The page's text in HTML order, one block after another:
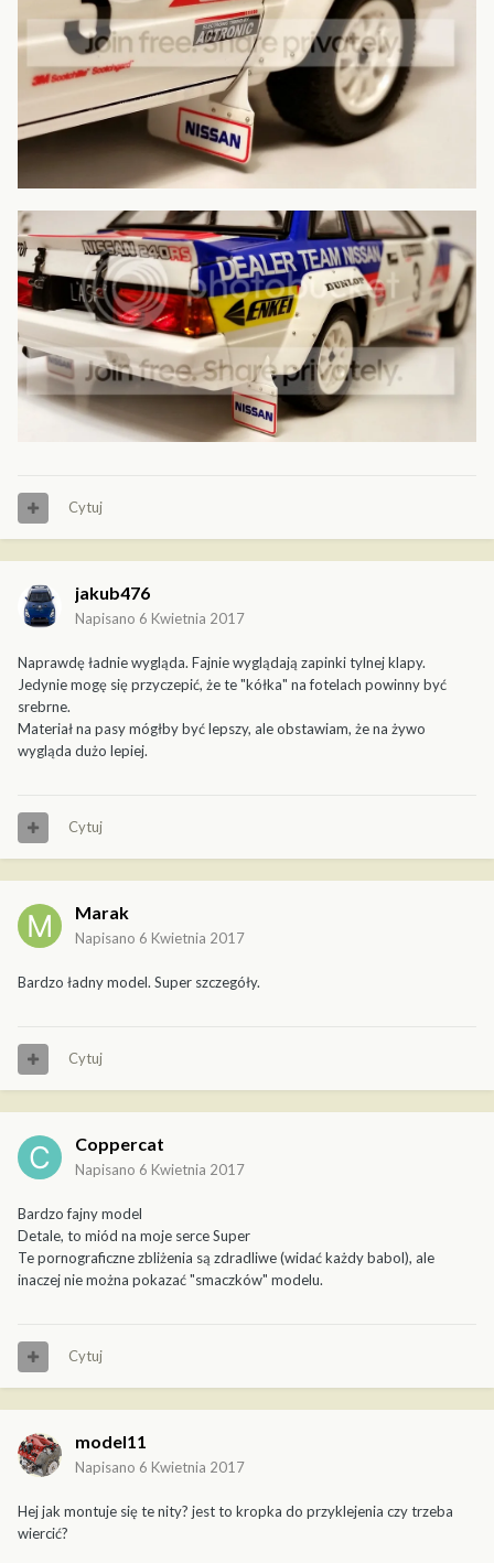
Cytuj
jakub476
Napisano 6 Kwietnia 2017
Naprawdę ładnie wygląda. Fajnie wyglądają zapinki tylnej klapy.
Jedynie mogę się przyczepić, że te "kółka" na fotelach powinny być
srebrne.
Materiał na pasy mógłby być lepszy, ale obstawiam, że na żywo
wygląda dużo lepiej.
Cytuj
Marak
Napisano 6 Kwietnia 2017
Bardzo ładny model. Super szczegóły.
Cytuj
Coppercat
Napisano 6 Kwietnia 2017
Bardzo fajny model
Detale, to miód na moje serce Super
Te pornograficzne zbliżenia są zdradliwe (widać każdy babol), ale
inaczej nie można pokazać "smaczków" modelu.
Cytuj
model11
Napisano 6 Kwietnia 2017
Hej jak montuje się te nity? jest to kropka do przyklejenia czy trzeba
wiercić?